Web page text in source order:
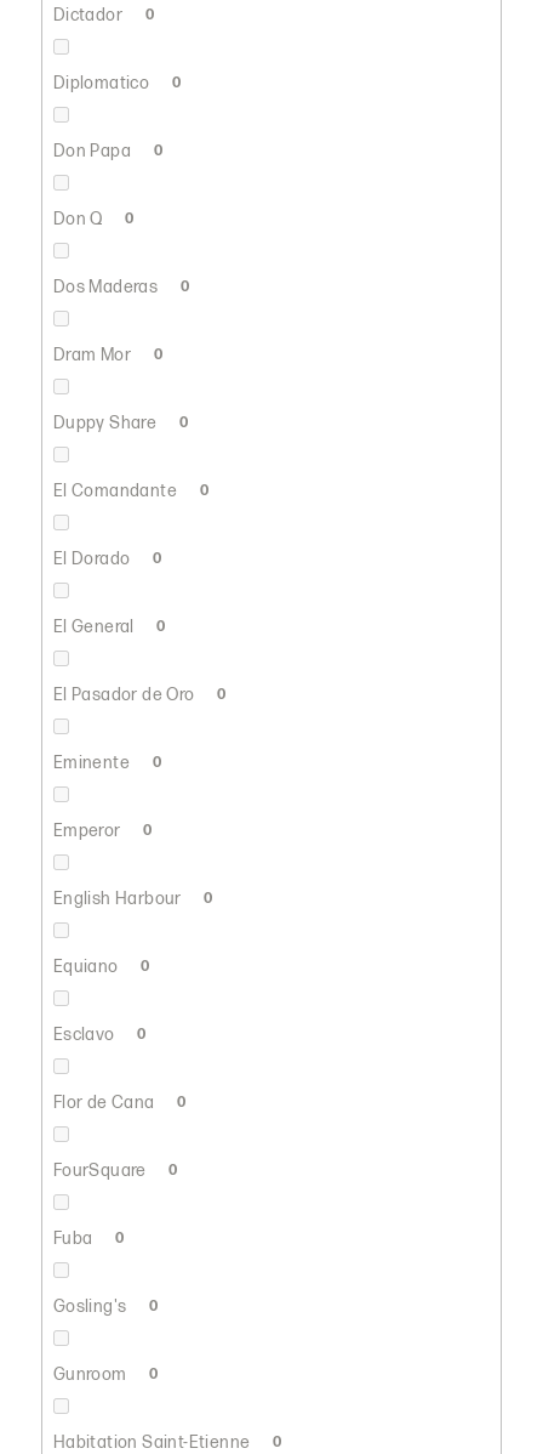
Dictador 0
Diplomatico 0
Don Papa 0
Don Q 0
Dos Maderas 0
Dram Mor 0
Duppy Share 0
El Comandante 0
El Dorado 0
El General 0
El Pasador de Oro 0
Eminente 0
Emperor 0
English Harbour 0
Equiano 0
Esclavo 0
Flor de Cana 0
FourSquare 0
Fuba 0
Gosling's 0
Gunroom 0
Habitation Saint-Etienne 0